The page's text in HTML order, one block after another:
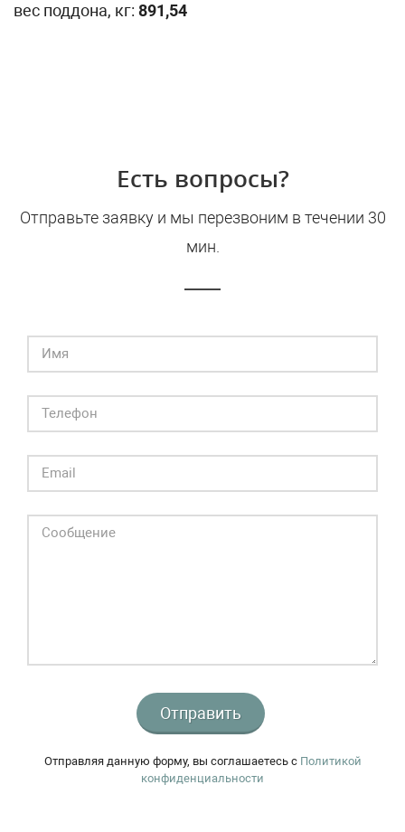
вес поддона, кг: 891,54
Есть вопросы?
Отправьте заявку и мы перезвоним в течении 30
мин.
Отправить
Отправляя данную форму, вы соглашаетесь c Политикой
конфиденциальности